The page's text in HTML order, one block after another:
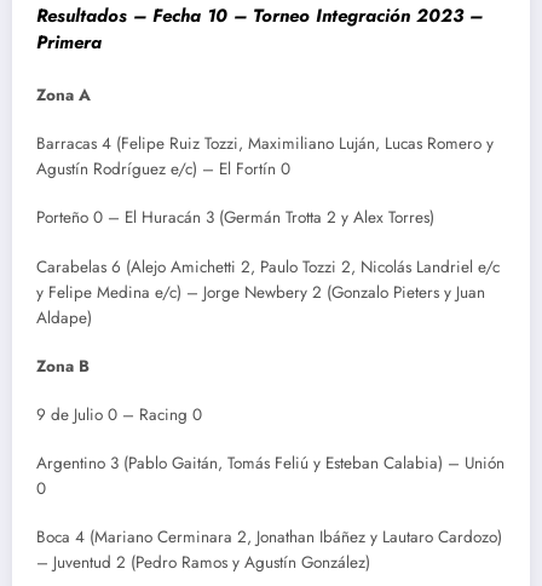
Resultados – Fecha 10 – Torneo Integración 2023 –
Primera
Zona A
Barracas 4 (Felipe Ruiz Tozzi, Maximiliano Luján, Lucas Romero y
Agustín Rodríguez e/c) – El Fortín 0
Porteño 0 – El Huracán 3 (Germán Trotta 2 y Alex Torres)
Carabelas 6 (Alejo Amichetti 2, Paulo Tozzi 2, Nicolás Landriel e/c
y Felipe Medina e/c) – Jorge Newbery 2 (Gonzalo Pieters y Juan
Aldape)
Zona B
9 de Julio 0 – Racing 0
Argentino 3 (Pablo Gaitán, Tomás Feliú y Esteban Calabia) – Unión
0
Boca 4 (Mariano Cerminara 2, Jonathan Ibáñez y Lautaro Cardozo)
– Juventud 2 (Pedro Ramos y Agustín González)